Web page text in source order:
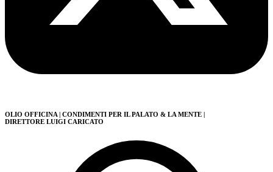
OLIO OFFICINA | CONDIMENTI PER IL PALATO & LA MENTE |
DIRETTORE LUIGI CARICATO